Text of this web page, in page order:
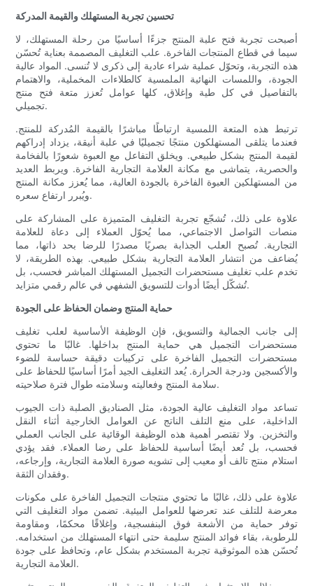
تحسين تجربة المستهلك والقيمة المدركة
أصبحت تجربة فتح علبة المنتج جزءًا أساسيًا من رحلة المستهلك، لا
سيما في قطاع المنتجات الفاخرة. علب التغليف المصممة بعناية تُحسّن
هذه التجربة، وتحوّل عملية شراء عادية إلى ذكرى لا تُنسى. المواد عالية
الجودة، واللمسات النهائية الملمسية كالطلاءات المخملية، والاهتمام
بالتفاصيل في كل طية وإغلاق، كلها عوامل تُعزز متعة فتح منتج
تجميلي.
ترتبط هذه المتعة اللمسية ارتباطًا مباشرًا بالقيمة المُدركة للمنتج.
فعندما يتلقى المستهلكون منتجًا تجميليًا في علبة أنيقة، يزداد إدراكهم
لقيمة المنتج بشكل طبيعي. ويخلق التفاعل مع العبوة شعورًا بالفخامة
والحصرية، يتماشى مع مكانة العلامة التجارية الفاخرة. ويربط العديد
من المستهلكين العبوة الفاخرة بالجودة العالية، مما يُعزز مكانة المنتج
ويُبرر ارتفاع سعره.
علاوة على ذلك، تُشجّع تجربة التغليف المتميزة على المشاركة على
منصات التواصل الاجتماعي، مما يُحوّل العملاء إلى دعاة للعلامة
التجارية. تُصبح العلب الجذابة بصريًا مصدرًا للرضا بحد ذاتها، مما
يُضاعف من انتشار العلامة التجارية بشكل طبيعي. بهذه الطريقة، لا
تخدم علب تغليف مستحضرات التجميل المستهلك المباشر فحسب، بل
تُشكّل أيضًا أدوات للتسويق الشفهي في عالم رقمي متزايد.
حماية المنتج وضمان الحفاظ على الجودة
إلى جانب الجمالية والتسويق، فإن الوظيفة الأساسية لعلب تغليف
مستحضرات التجميل هي حماية المنتج بداخلها. غالبًا ما تحتوي
مستحضرات التجميل الفاخرة على تركيبات دقيقة حساسة للضوء
والأكسجين ودرجة الحرارة. يُعد التغليف الجيد أمرًا أساسيًا للحفاظ على
سلامة المنتج وفعاليته وسلامته طوال فترة صلاحيته.
تساعد مواد التغليف عالية الجودة، مثل الصناديق الصلبة ذات الجيوب
الداخلية، على منع التلف الناتج عن العوامل الخارجية أثناء النقل
والتخزين. ولا تقتصر أهمية هذه الوظيفة الوقائية على الجانب العملي
فحسب، بل تُعد أيضًا أساسية للحفاظ على رضا العملاء. فقد يؤدي
استلام منتج تالف أو معيب إلى تشويه صورة العلامة التجارية، وإرجاعه،
وفقدان الثقة.
علاوة على ذلك، غالبًا ما تحتوي منتجات التجميل الفاخرة على مكونات
معرضة للتلف عند تعرضها للعوامل البيئية. تضمن مواد التغليف التي
توفر حماية من الأشعة فوق البنفسجية، وإغلاقًا محكمًا، ومقاومة
للرطوبة، بقاء فوائد المنتج سليمة حتى انتهاء المستهلك من استخدامه.
تُحسّن هذه الموثوقية تجربة المستخدم بشكل عام، وتحافظ على جودة
العلامة التجارية.